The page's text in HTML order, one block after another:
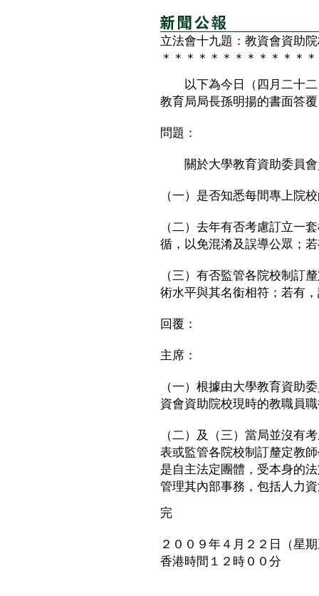
立法會十九題：教資會資助
＊＊＊＊＊＊＊＊＊＊＊＊
以下為今日（四月二十二
教育局局長孫明揚的書面答
問題：
關於大學教育資助委員會
（一）是否知悉每間專上院
（二）去年有否考慮訂立一
循，以免混淆及誤導公眾；
（三）有否監管各院校制訂
術水平與其名銜相符；若有
回覆：
主席：
（一）根據由大學教育資助
資會資助院校現時的教職員
（二）及（三）當局並沒有
表或監管各院校制訂釐定教
是自主法定團體，受本身的
管理其內部事務，包括人力
完
２００９年４月２２日（星
香港時間１２時００分